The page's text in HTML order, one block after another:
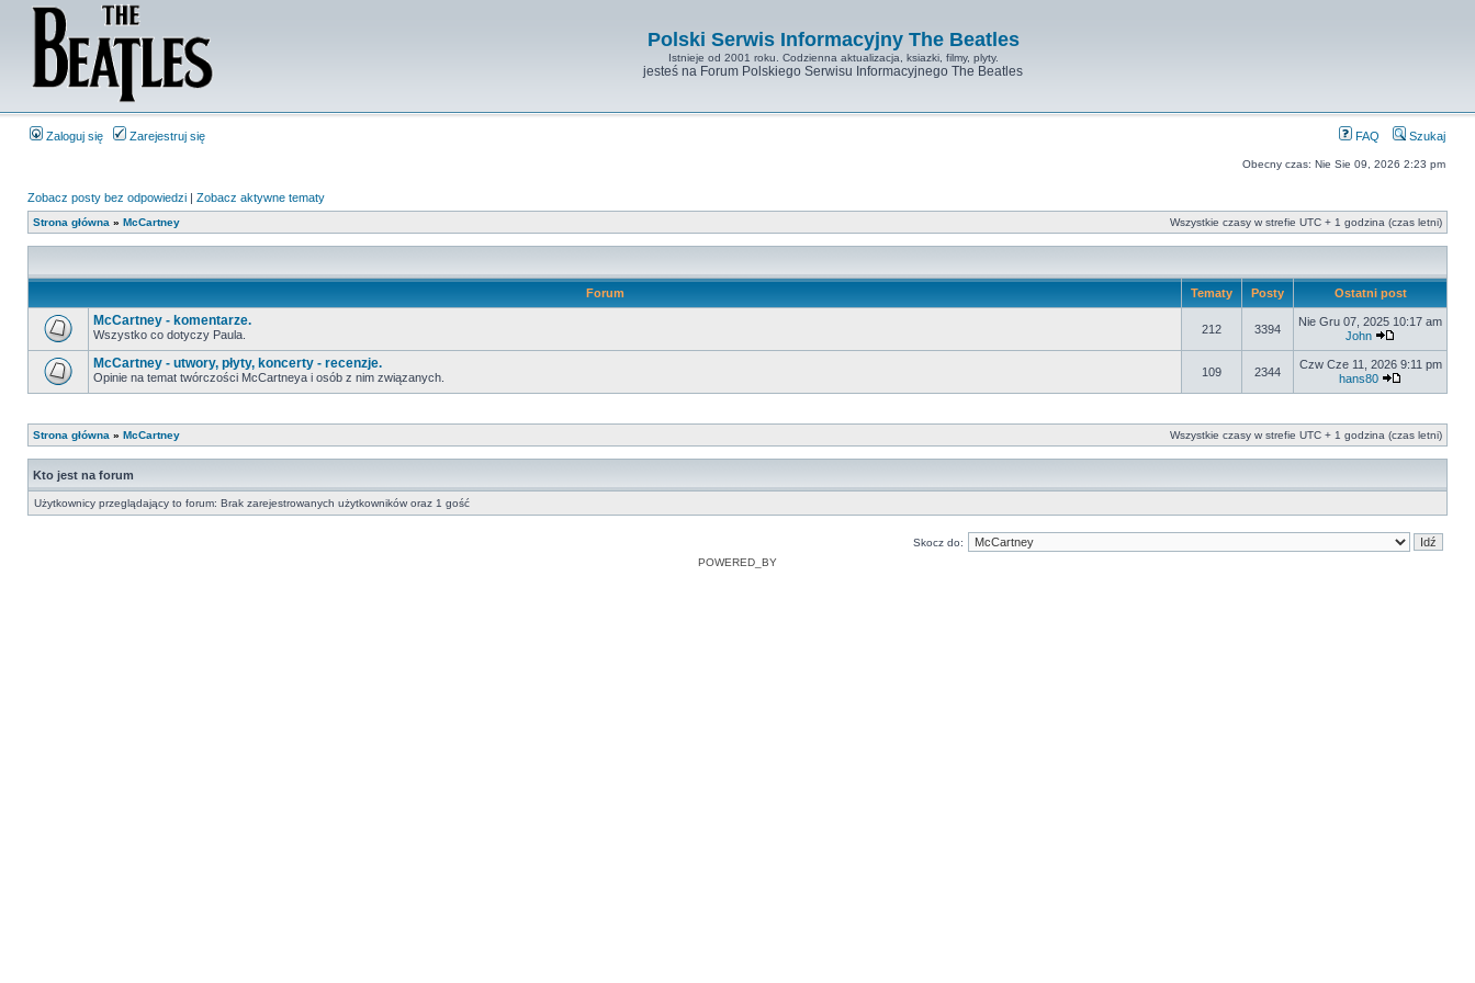
Polski Serwis Informacyjny The Beatles
Istnieje od 2001 roku. Codzienna aktualizacja, ksiazki, filmy, plyty.
jesteś na Forum Polskiego Serwisu Informacyjnego The Beatles
Zaloguj się Zarejestruj się FAQ Szukaj
Obecny czas: Nie Sie 09, 2026 2:23 pm
Zobacz posty bez odpowiedzi | Zobacz aktywne tematy
Strona główna » McCartney Wszystkie czasy w strefie UTC + 1 godzina (czas letni)
Forum Tematy Posty Ostatni post
McCartney - komentarze.
Wszystko co dotyczy Paula. 212 3394
Nie Gru 07, 2025 10:17 am
John
McCartney - utwory, płyty, koncerty - recenzje.
Opinie na temat twórczości McCartneya i osób z nim związanych. 109 2344
Czw Cze 11, 2026 9:11 pm
hans80
Strona główna » McCartney Wszystkie czasy w strefie UTC + 1 godzina (czas letni)
Kto jest na forum
Użytkownicy przeglądający to forum: Brak zarejestrowanych użytkowników oraz 1 gość
Skocz do:
POWERED_BY